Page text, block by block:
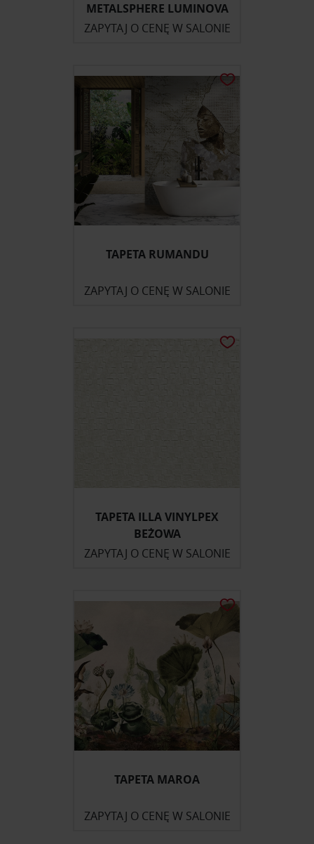
METALSPHERE LUMINOVA
ZAPYTAJ O CENĘ W SALONIE
TAPETA RUMANDU
ZAPYTAJ O CENĘ W SALONIE
TAPETA ILLA VINYLPEX
BEŻOWA
ZAPYTAJ O CENĘ W SALONIE
TAPETA MAROA
ZAPYTAJ O CENĘ W SALONIE